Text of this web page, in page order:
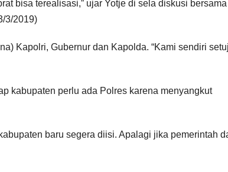
bisa terealisasi,” ujar Yotje di sela diskusi bersama
3/2019)
Kapolri, Gubernur dan Kapolda. “Kami sendiri
kabupaten perlu ada Polres karena menyangkut
baru segera diisi. Apalagi jika pemerintah